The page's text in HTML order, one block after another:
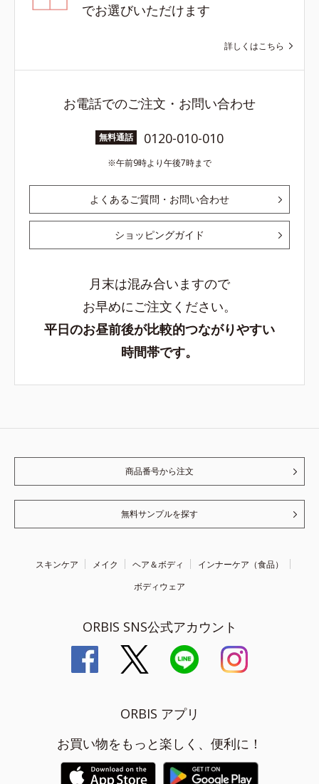
でお選びいただけます
詳しくはこちら
お電話でのご注文・お問い合わせ
無料通話 0120-010-010
午前9時より午後7時まで
よくあるご質問・お問い合わせ
ショッピングガイド
月末は混み合いますので
お早めにご注文ください。
平日のお昼前後が比較的つながりやすい
時間帯です。
商品番号から注文
無料サンプルを探す
スキンケア メイク ヘア＆ボディ
インナーケア（食品）
ボディウェア
ORBIS SNS公式アカウント
ORBIS アプリ
お買い物をもっと楽しく、便利に！